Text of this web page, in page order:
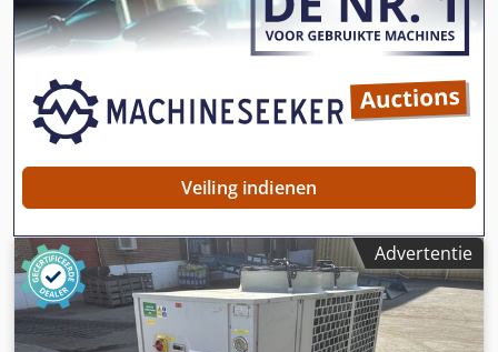
Veiling indienen
Advertentie